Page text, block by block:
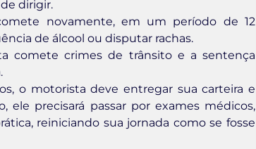
dirigir.
novamente, em um período de 12
de álcool ou disputar rachas.
comete crimes de trânsito e a sentença
o motorista deve entregar sua carteira e
ele precisará passar por exames médicos,
reiniciando sua jornada como se fosse